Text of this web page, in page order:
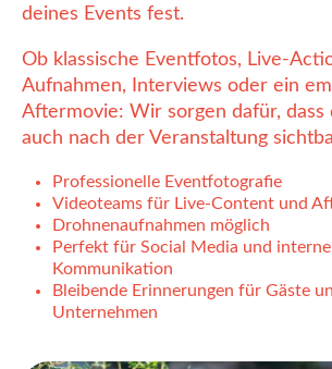
deines Events fest.
Ob klassische Eventfotos, Live-
Aufnahmen, Interviews oder ein
Aftermovie: Wir sorgen dafür, dass
auch nach der Veranstaltung
Professionelle Eventfotografie
Videoteams für Live-Content und
Drohnenaufnahmen möglich
Perfekt für Social Media und interne
Kommunikation
Bleibende Erinnerungen für Gäste
Unternehmen